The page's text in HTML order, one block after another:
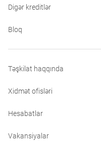
Digər kreditlər
Bloq
Təşkilat haqqında
Xidmət ofisləri
Hesabatlar
Vakansiyalar